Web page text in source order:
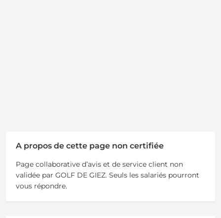
A propos de cette page non certifiée
Page collaborative d’avis et de service client non
validée par GOLF DE GIEZ. Seuls les salariés pourront
vous répondre.